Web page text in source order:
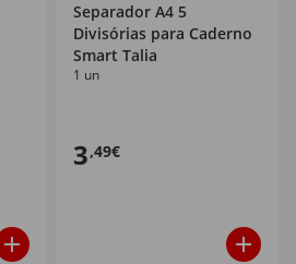
Separador A4 5
Divisórias para Caderno
Smart Talia
1 un
3,49€